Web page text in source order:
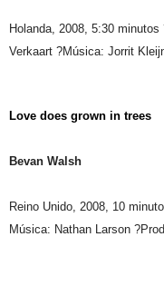
Holanda, 2008, 5:30
Verkaart ?Música: Jorrit
Love does grown in trees
Bevan Walsh
Reino Unido, 2008, 10
Música: Nathan Larson